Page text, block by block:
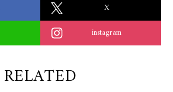
X
instagram
RELATED